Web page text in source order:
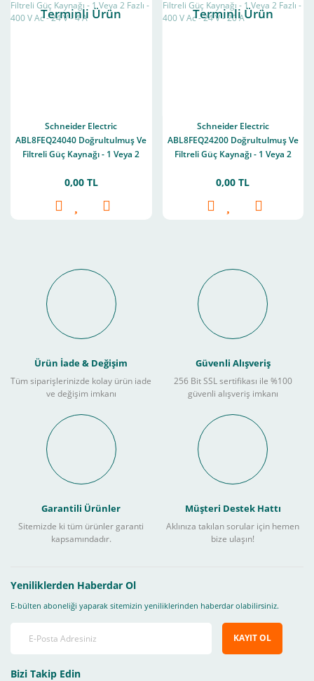
Terminli Ürün
Schneider Electric
ABL8FEQ24040 Doğrultulmuş Ve
Filtreli Güç Kaynağı - 1 Veya 2
0,00 TL
Terminli Ürün
Schneider Electric
ABL8FEQ24200 Doğrultulmuş Ve
Filtreli Güç Kaynağı - 1 Veya 2
0,00 TL
Ürün İade & Değişim
Tüm siparişlerinizde kolay ürün iade
ve değişim imkanı
Güvenli Alışveriş
256 Bit SSL sertifikası ile %100
güvenli alışveriş imkanı
Garantili Ürünler
Sitemizde ki tüm ürünler garanti
kapsamındadır.
Müşteri Destek Hattı
Aklınıza takılan sorular için hemen
bize ulaşın!
Yeniliklerden Haberdar Ol
E-bülten aboneliği yaparak sitemizin yeniliklerinden haberdar olabilirsiniz.
KAYIT OL
Bizi Takip Edin